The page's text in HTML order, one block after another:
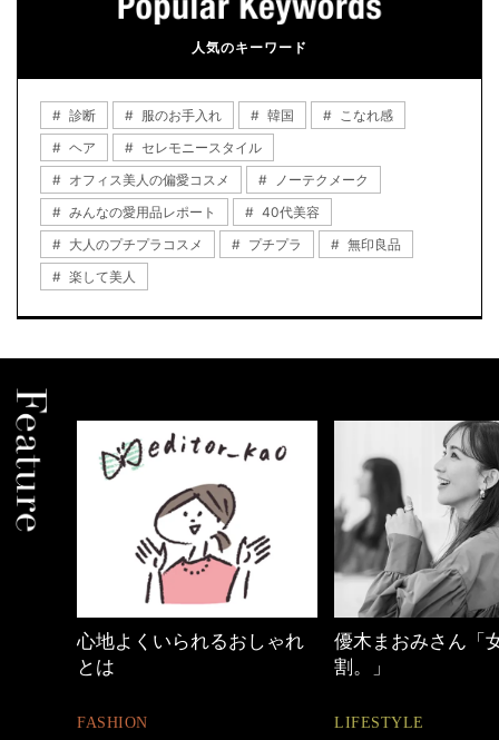
人気のキーワード
診断 服のお手入れ 韓国
こなれ感
ヘア
セレモニースタイル
オフィス美人の偏愛コスメ
ノーテクメーク
みんなの愛用品レポート
40代美容
大人のプチプラコスメ
プチプラ
無印良品
楽して美人
優木まおみさん「女の時間
割。」
LIFESTYLE
【ワーママのきれ
ュアル通勤】
FASHION